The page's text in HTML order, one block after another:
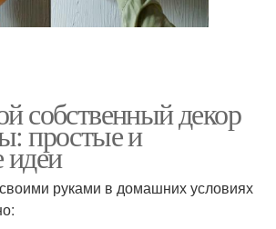
собственный декор
простые и
руками в домашних условиях